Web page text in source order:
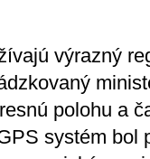
výrazný
polohu a
systém bol